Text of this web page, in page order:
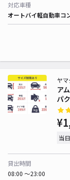
対応車種
オートバイ軽自動車コ
ア
パ
ヤ
当
貸出時間
08:00 〜23:00